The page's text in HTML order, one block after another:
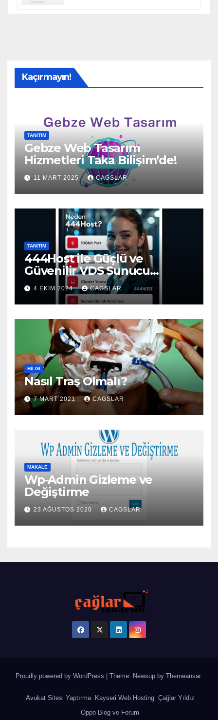
Kaçırmayın!
TANITIM
Gebze Web Tasarım
Hizmetleri Taka Bilişim’de!
11 MART 2025 CAGSLAR
TANITIM
444Host ile Güçlü ve
Güvenilir VDS Sunucu
Çözümleri
4 EKIM 2024 CAGSLAR
BILGI
Nasıl Traş Olmalı?
7 MART 2021 CAGSLAR
MAKALE
Wp-Admin Gizleme ve
Değiştirme
23 AĞUSTOS 2020 CAGSLAR
Proudly powered by WordPress Theme: Newsup by Themeansar.
Avukat Sitesi Yaptırma Kayseri Web Hosting Çağlar Yıldız
Oppo Blog ve Forum